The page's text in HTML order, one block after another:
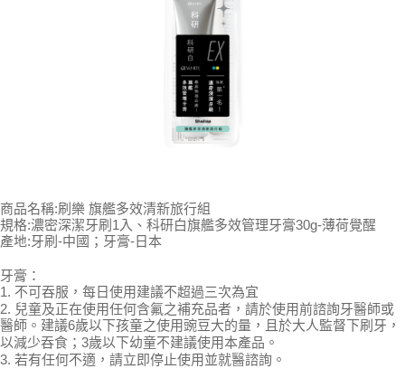
規格:濃密深潔牙刷1入、科研白旗艦多效管理牙膏30g-薄荷覺醒
產地:牙刷-中國；牙膏-日本
牙膏：
1. 不可吞服，每日使用建議不超過三次為宜
2. 兒童及正在使用任何含氟之補充品者，請於使用前諮詢牙醫師或
醫師。建議6歲以下孩童之使用豌豆大的量，且於大人監督下刷牙，
以減少吞食；3歲以下幼童不建議使用本產品。
3. 若有任何不適，請立即停止使用並就醫諮詢。